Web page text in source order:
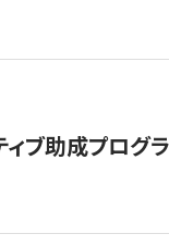
ブ助成プログ